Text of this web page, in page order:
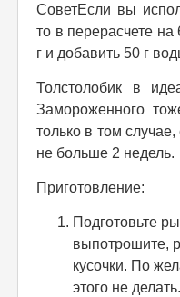
СоветЕсли вы
то в перерасчете на
г и добавить 50 г
Толстолобик в
Замороженного
только в том
не больше 2 недель.
Приготовление:
Подготовьте
выпотрошите,
кусочки. По
этого не делать.